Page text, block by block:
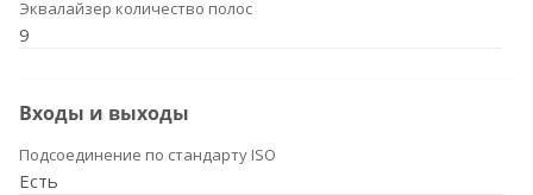
Эквалайзер количество полос
9
Входы и выходы
Подсоединение по стандарту ISO
Есть